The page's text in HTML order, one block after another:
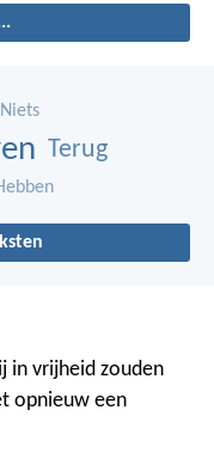
Niets
Terug
in vrijheid zouden
opnieuw een